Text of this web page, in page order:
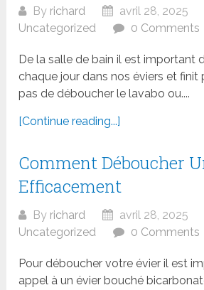
By richard
avril 28, 2025
Uncategorized
0 Comments
De la salle de bain il est important
chaque jour dans nos éviers et finit
pas de déboucher le lavabo ou....
[Continue reading...]
Comment Déboucher
Efficacement
By richard
avril 28, 2025
Uncategorized
0 Comments
Pour déboucher votre évier il est
appel à un évier bouché